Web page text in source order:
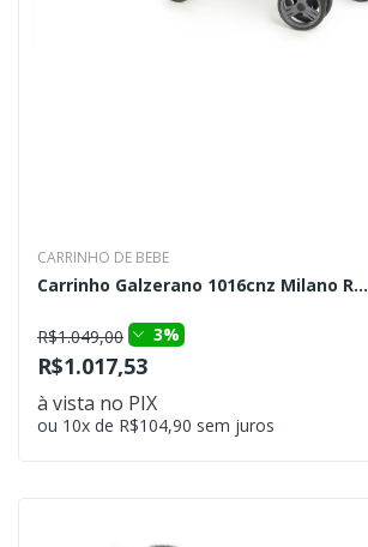
CARRINHO DE BEBE
Carrinho Galzerano 1016cnz Milano R...
R$1.049,00 3%
R$1.017,53
à vista no PIX
ou 10x de R$104,90 sem juros